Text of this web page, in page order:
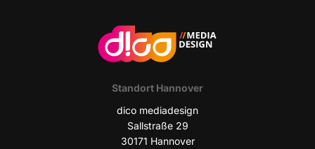
Stand­ort Hannover
dico media­de­sign
Sall­stra­ße 29
30171 Han­no­ver